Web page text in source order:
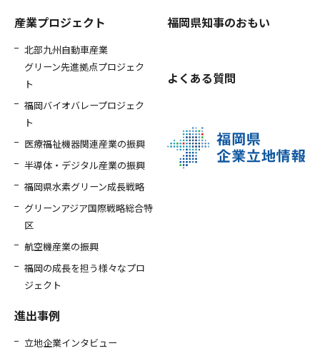
産業プロジェクト
北部九州自動車産業
グリーン先進拠点プロジェク
ト
福岡バイオバレープロジェク
ト
医療福祉機器関連産業の振興
半導体・デジタル産業の振興
福岡県水素グリーン成長戦略
グリーンアジア国際戦略総合特
区
航空機産業の振興
福岡の成長を担う様々なプロ
ジェクト
進出事例
立地企業インタビュー
福岡県知事のおもい
よくある質問